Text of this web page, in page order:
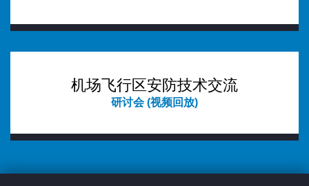
机场飞行区安防技术交流
研讨会 (视频回放)